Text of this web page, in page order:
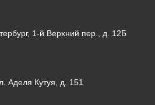
1-й Верхний пер., д. 12Б
Аделя Кутуя, д. 151